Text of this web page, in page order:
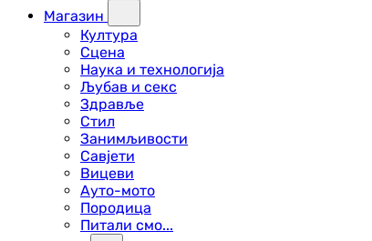
Магазин
Култура
Сцена
Наука и технологија
Љубав и секс
Здравље
Стил
Занимљивости
Савјети
Вицеви
Ауто-мото
Породица
Питали смо...